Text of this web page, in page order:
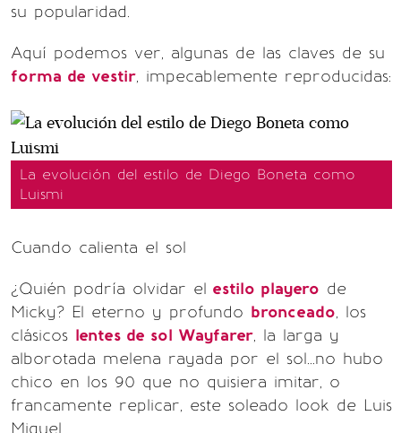
su popularidad.
Aquí podemos ver, algunas de las claves de su
forma de vestir, impecablemente reproducidas:
La evolución del estilo de Diego Boneta como
Luismi
Cuando calienta el sol
¿Quién podría olvidar el estilo playero de
Micky? El eterno y profundo bronceado, los
clásicos lentes de sol Wayfarer, la larga y
alborotada melena rayada por el sol...no hubo
chico en los 90 que no quisiera imitar, o
francamente replicar, este soleado look de Luis
Miguel.